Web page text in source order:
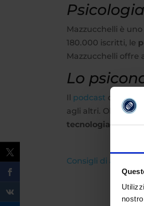
Mazzucchelli è
180.000 iscritti, le
Mazzucchelli offre
Lo
Il podcast di
agli altri. Oltre alla
tecnologia,
Consigli di ascolto